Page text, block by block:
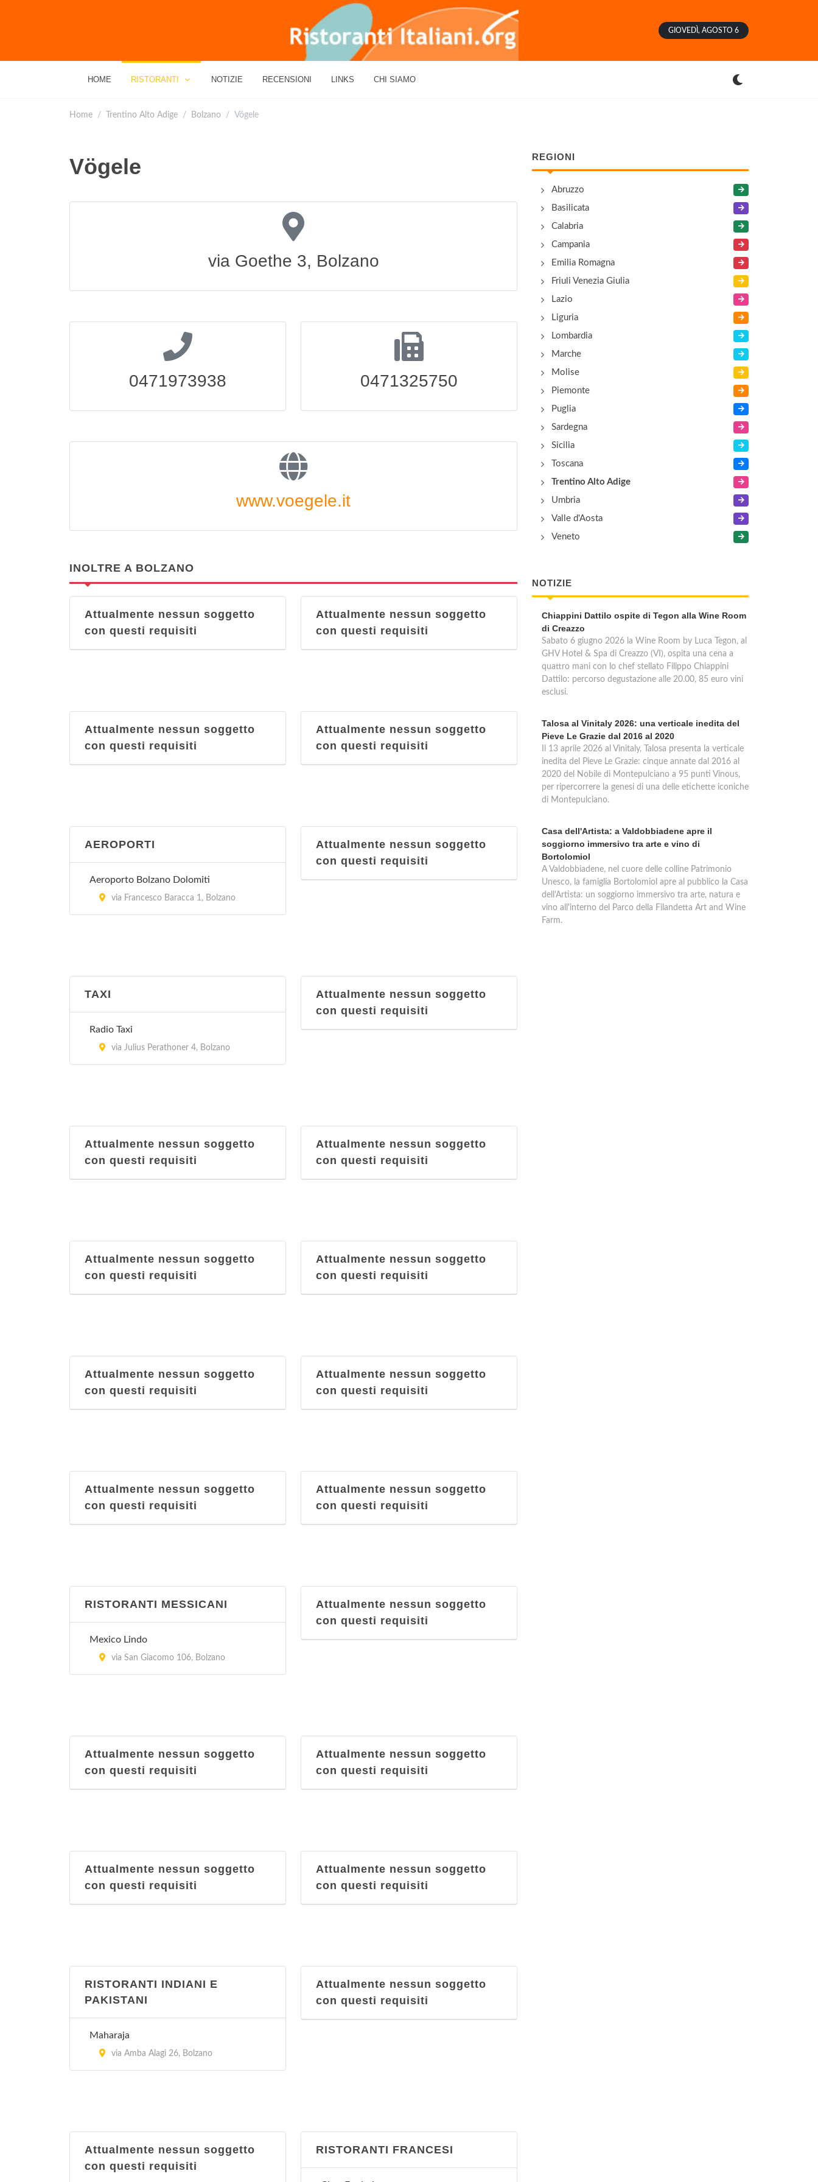
GIOVEDÌ, AGOSTO 6
HOME RISTORANTI NOTIZIE RECENSIONI LINKS CHI SIAMO
Home Trentino Alto Adige Bolzano Vögele
Vögele
via Goethe 3, Bolzano
0471973938 0471325750
www.voegele.it
INOLTRE A BOLZANO
Attualmente nessun soggetto
con questi requisiti
Attualmente nessun soggetto
con questi requisiti
Attualmente nessun soggetto
con questi requisiti
Attualmente nessun soggetto
con questi requisiti
AEROPORTI
Aeroporto Bolzano Dolomiti
via Francesco Baracca 1, Bolzano
Attualmente nessun soggetto
con questi requisiti
TAXI
Radio Taxi
via Julius Perathoner 4, Bolzano
Attualmente nessun soggetto
con questi requisiti
Attualmente nessun soggetto
con questi requisiti
Attualmente nessun soggetto
con questi requisiti
Attualmente nessun soggetto
con questi requisiti
Attualmente nessun soggetto
con questi requisiti
Attualmente nessun soggetto
con questi requisiti
Attualmente nessun soggetto
con questi requisiti
Attualmente nessun soggetto
con questi requisiti
Attualmente nessun soggetto
con questi requisiti
RISTORANTI MESSICANI
Mexico Lindo
via San Giacomo 106, Bolzano
Attualmente nessun soggetto
con questi requisiti
Attualmente nessun soggetto
con questi requisiti
Attualmente nessun soggetto
con questi requisiti
Attualmente nessun soggetto
con questi requisiti
Attualmente nessun soggetto
con questi requisiti
RISTORANTI INDIANI E
PAKISTANI
Maharaja
via Amba Alagi 26, Bolzano
Attualmente nessun soggetto
con questi requisiti
Attualmente nessun soggetto
con questi requisiti
RISTORANTI FRANCESI
REGIONI
Abruzzo
Basilicata
Calabria
Campania
Emilia Romagna
Friuli Venezia Giulia
Lazio
Liguria
Lombardia
Marche
Molise
Piemonte
Puglia
Sardegna
Sicilia
Toscana
Trentino Alto Adige
Umbria
Valle d'Aosta
Veneto
NOTIZIE
Chiappini Dattilo ospite di Tegon alla Wine Room
di Creazzo
Sabato 6 giugno 2026 la Wine Room by Luca Tegon, al
GHV Hotel & Spa di Creazzo (VI), ospita una cena a
quattro mani con lo chef stellato Filippo Chiappini
Dattilo: percorso degustazione alle 20.00, 85 euro vini
esclusi.
Talosa al Vinitaly 2026: una verticale inedita del
Pieve Le Grazie dal 2016 al 2020
Il 13 aprile 2026 al Vinitaly, Talosa presenta la verticale
inedita del Pieve Le Grazie: cinque annate dal 2016 al
2020 del Nobile di Montepulciano a 95 punti Vinous,
per ripercorrere la genesi di una delle etichette iconiche
di Montepulciano.
Casa dell'Artista: a Valdobbiadene apre il
soggiorno immersivo tra arte e vino di
Bortolomiol
A Valdobbiadene, nel cuore delle colline Patrimonio
Unesco, la famiglia Bortolomiol apre al pubblico la Casa
dell'Artista: un soggiorno immersivo tra arte, natura e
vino all'interno del Parco della Filandetta Art and Wine
Farm.